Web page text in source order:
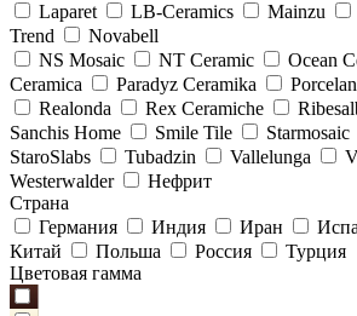
Laparet
LB-Ceramics Mainzu
Trend
Novabell
NS Mosaic
NT Ceramic Ocean
Ceramica
Paradyz Сeramika
Realonda
Rex Ceramiche
Sanchis Home
Smile Tile Starmosaic
StaroSlabs
Tubadzin Vallelunga
Westerwalder
Нефрит
Страна
Германия
Индия Иран
Китай
Польша Россия
Турция
Цветовая гамма